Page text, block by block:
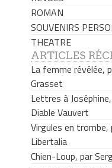
ROMAN
SOUVENIRS
THEATRE
ARTICLES
La femme révélée,
Grasset
Lettres à
Diable Vauvert
Virgules en trombe,
Libertalia
Chien-Loup, par